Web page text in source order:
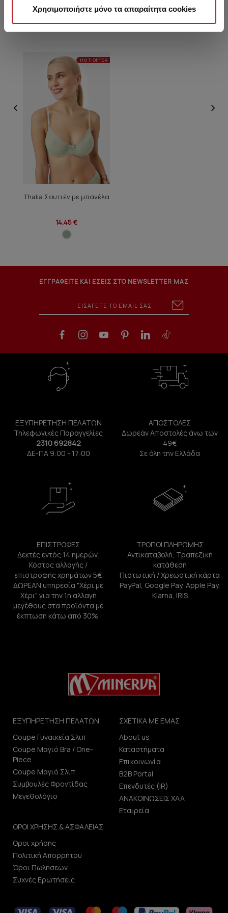
Χρησιμοποιήστε μόνο τα απαραίτητα cookies
Είδατε πρόσφατα
HOT OFFER
Thalia Σουτιέν με μπανέλα
14,45 €
ΕΓΓΡΑΦΕΙΤΕ ΚΑΙ ΕΣΕΙΣ ΣΤΟ NEWSLETTER ΜΑΣ
ΕΞΥΠΗΡΕΤΗΣΗ ΠΕΛΑΤΩΝ
Τηλεφωνικές Παραγγελίες
2310 692842
ΔΕ-ΠΑ 9:00 - 17:00
ΑΠΟΣΤΟΛΕΣ
Δωρεάν Αποστολές άνω των
49€
Σε όλη την Ελλάδα
ΕΠΙΣΤΡΟΦΕΣ
Δεκτές εντός 14 ημερών.
Κόστος αλλαγής /
επιστροφής χρημάτων 5€.
ΔΩΡΕΑΝ υπηρεσία "Χέρι με
Χέρι" για την 1η αλλαγή
μεγέθους στα προϊόντα με
έκπτωση κάτω από 30%.
ΤΡΟΠΟΙ ΠΛΗΡΩΜΗΣ
Αντικαταβολή, Τραπεζική
κατάθεση
Πιστωτική / Χρεωστική κάρτα
PayPal, Google Pay, Apple Pay,
Klarna, IRIS
ΕΞΥΠΗΡΕΤΗΣΗ ΠΕΛΑΤΩΝ
Coupe Γυναικεία Σλιπ
Coupe Μαγιό Bra / One-
Piece
Coupe Μαγιό Σλιπ
Συμβουλές Φροντίδας
Μεγεθολόγιο
ΣΧΕΤΙΚΑ ΜΕ ΕΜΑΣ
About us
Καταστήματα
Επικοινωνία
B2B Portal
Επενδυτές (IR)
ΑΝΑΚΟΙΝΩΣΕΙΣ ΧΑΑ
Εταιρεία
ΟΡΟΙ ΧΡΗΣΗΣ & ΑΣΦΑΛΕΙΑΣ
Οροι χρήσης
Πολιτική Απορρήτου
Όροι Πωλήσεων
Συχνές Ερωτήσεις